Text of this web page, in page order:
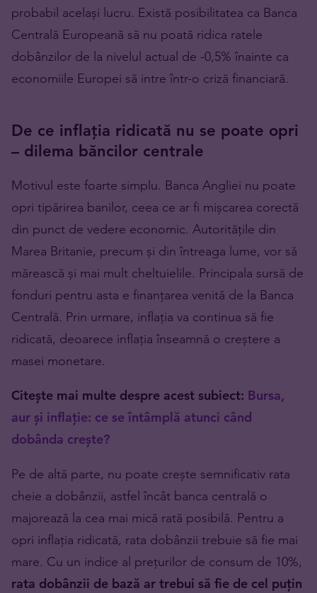
probabil același lucru. Există posibilitatea ca Banca
Centrală Europeană să nu poată ridica ratele
dobânzilor de la nivelul actual de -0,5% înainte ca
economiile Europei să intre într-o criză financiară.
De ce inflația ridicată nu se poate opri
– dilema băncilor centrale
Motivul este foarte simplu. Banca Angliei nu poate
opri tipărirea banilor, ceea ce ar fi mișcarea corectă
din punct de vedere economic. Autoritățile din
Marea Britanie, precum și din întreaga lume, vor să
mărească și mai mult cheltuielile. Principala sursă de
fonduri pentru asta e finanțarea venită de la Banca
Centrală. Prin urmare, inflația va continua să fie
ridicată, deoarece inflația înseamnă o creștere a
masei monetare.
Citește mai multe despre acest subiect: Bursa,
aur și inflație: ce se întâmplă atunci când
dobânda crește?
Pe de altă parte, nu poate crește semnificativ rata
cheie a dobânzii, astfel încât banca centrală o
majorează la cea mai mică rată posibilă. Pentru a
opri inflația ridicată, rata dobânzii trebuie să fie mai
mare. Cu un indice al prețurilor de consum de 10%,
rata dobânzii de bază ar trebui să fie de cel puțin